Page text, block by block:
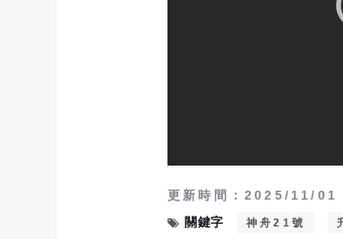
更新時間：2025/11/
關鍵字
神舟21號